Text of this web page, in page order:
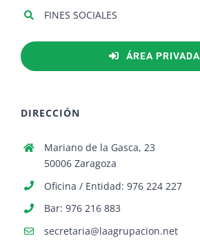
FINES SOCIALES
ÁREA PRIVADA
DIRECCIÓN
Mariano de la Gasca, 23
50006 Zaragoza
Oficina / Entidad: 976 224 227
Bar: 976 216 883
secretaria@laagrupacion.net